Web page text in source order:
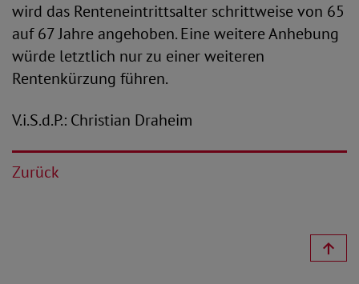
wird das Renteneintrittsalter schrittweise von 65
auf 67 Jahre angehoben. Eine weitere Anhebung
würde letztlich nur zu einer weiteren
Rentenkürzung führen.
V.i.S.d.P.: Christian Draheim
Zurück